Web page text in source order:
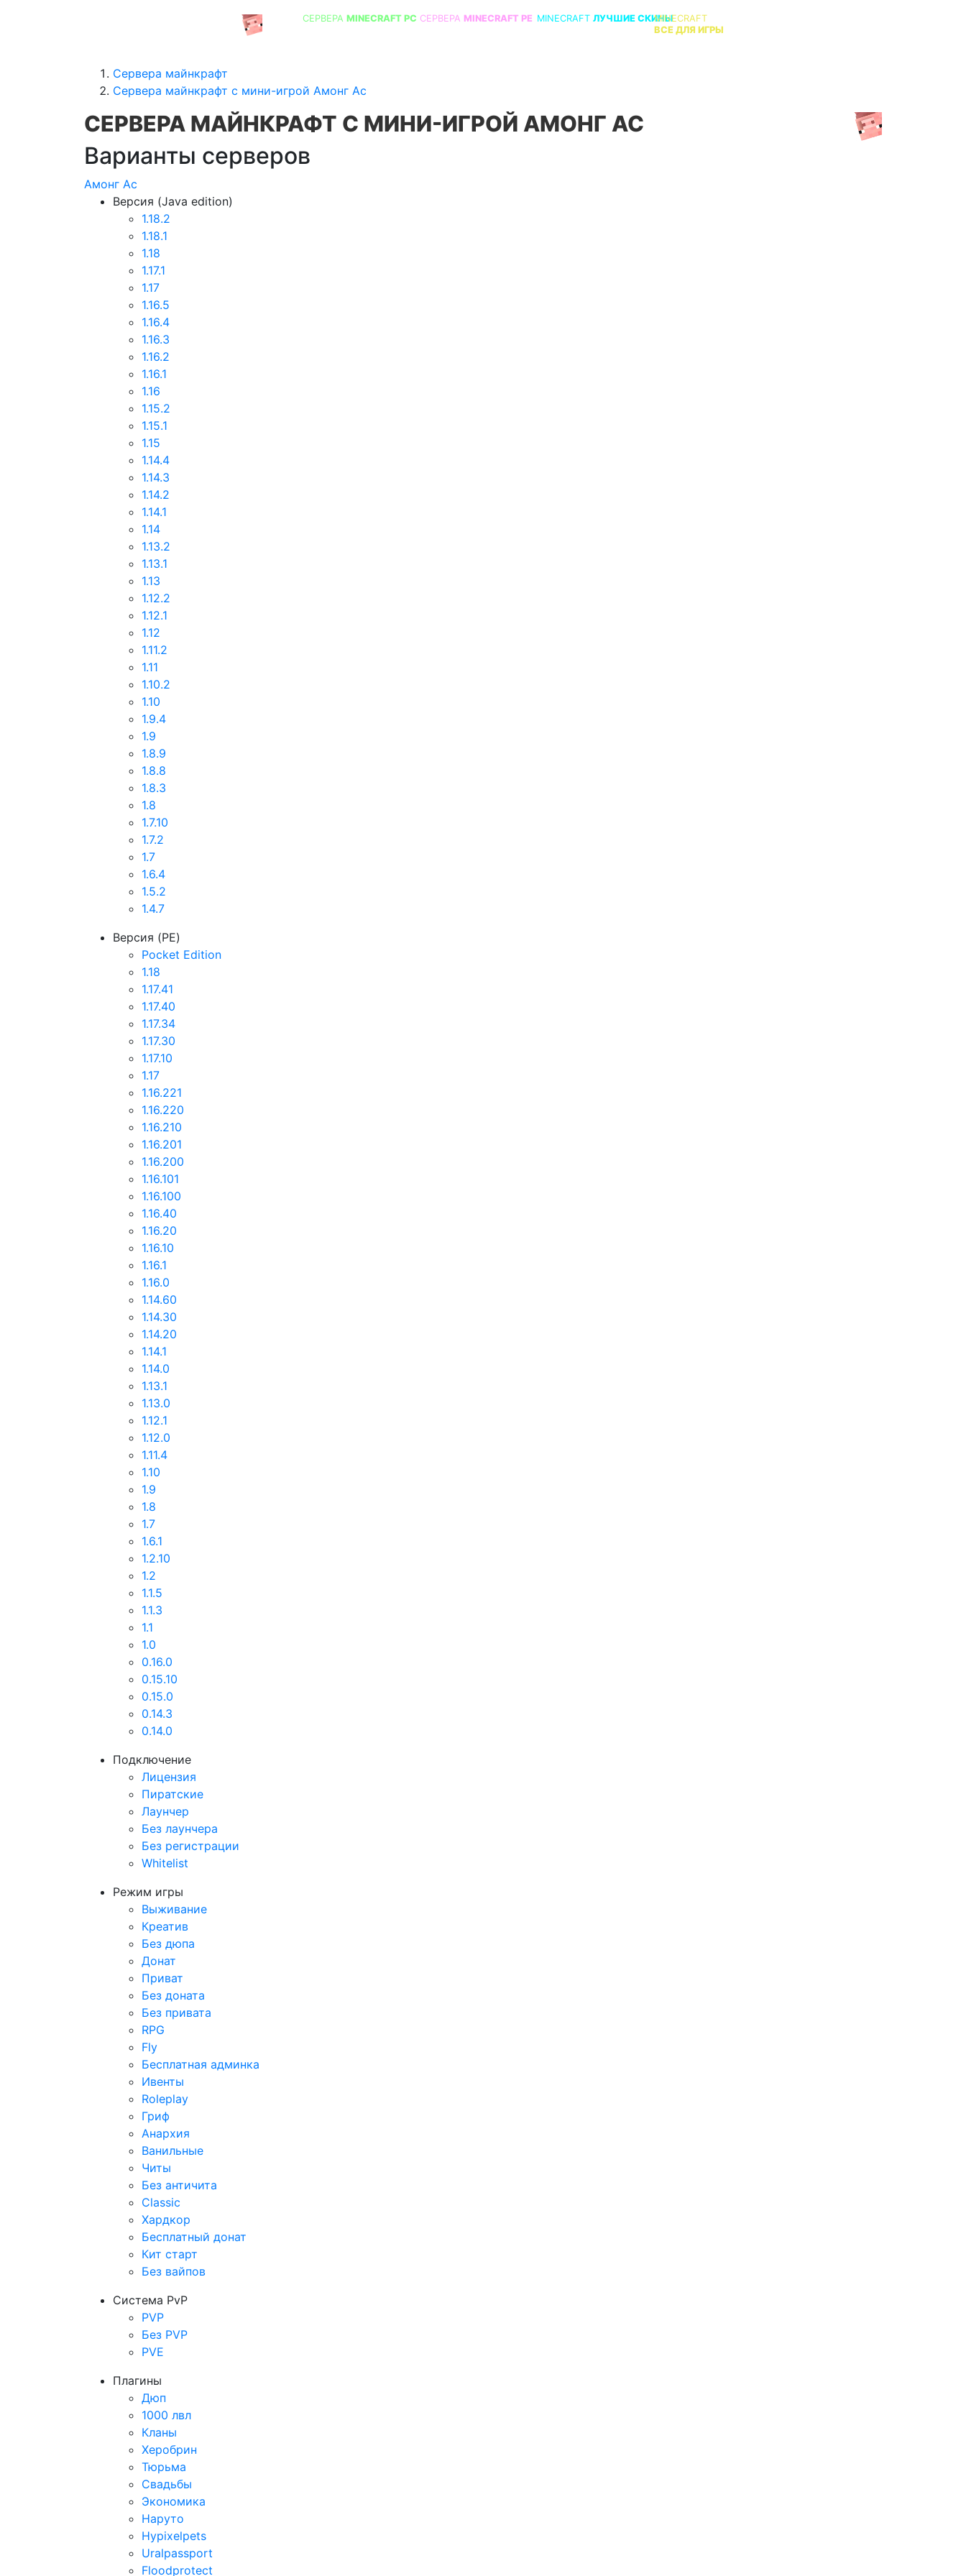
СЕРВЕРА MINECRAFT PC СЕРВЕРА MINECRAFT PE MINECRAFT ЛУЧШИЕ СКИНЫMINECRAFT
ВСЕ ДЛЯ ИГРЫ
Сервера майнкрафт
Сервера майнкрафт с мини-игрой Амонг Ас
СЕРВЕРА МАЙНКРАФТ С МИНИ-ИГРОЙ АМОНГ АС
Варианты серверов
Амонг Ас
Версия (Java edition)
1.18.2
1.18.1
1.18
1.17.1
1.17
1.16.5
1.16.4
1.16.3
1.16.2
1.16.1
1.16
1.15.2
1.15.1
1.15
1.14.4
1.14.3
1.14.2
1.14.1
1.14
1.13.2
1.13.1
1.13
1.12.2
1.12.1
1.12
1.11.2
1.11
1.10.2
1.10
1.9.4
1.9
1.8.9
1.8.8
1.8.3
1.8
1.7.10
1.7.2
1.7
1.6.4
1.5.2
1.4.7
Версия (PE)
Pocket Edition
1.18
1.17.41
1.17.40
1.17.34
1.17.30
1.17.10
1.17
1.16.221
1.16.220
1.16.210
1.16.201
1.16.200
1.16.101
1.16.100
1.16.40
1.16.20
1.16.10
1.16.1
1.16.0
1.14.60
1.14.30
1.14.20
1.14.1
1.14.0
1.13.1
1.13.0
1.12.1
1.12.0
1.11.4
1.10
1.9
1.8
1.7
1.6.1
1.2.10
1.2
1.1.5
1.1.3
1.1
1.0
0.16.0
0.15.10
0.15.0
0.14.3
0.14.0
Подключение
Лицензия
Пиратские
Лаунчер
Без лаунчера
Без регистрации
Whitelist
Режим игры
Выживание
Креатив
Без дюпа
Донат
Приват
Без доната
Без привата
RPG
Fly
Бесплатная админка
Ивенты
Roleplay
Гриф
Анархия
Ванильные
Читы
Без античита
Classic
Хардкор
Бесплатный донат
Кит старт
Без вайпов
Система PvP
PVP
Без PVP
PVE
Плагины
Дюп
1000 лвл
Кланы
Херобрин
Тюрьма
Свадьбы
Экономика
Наруто
Hypixelpets
Uralpassport
Floodprotect